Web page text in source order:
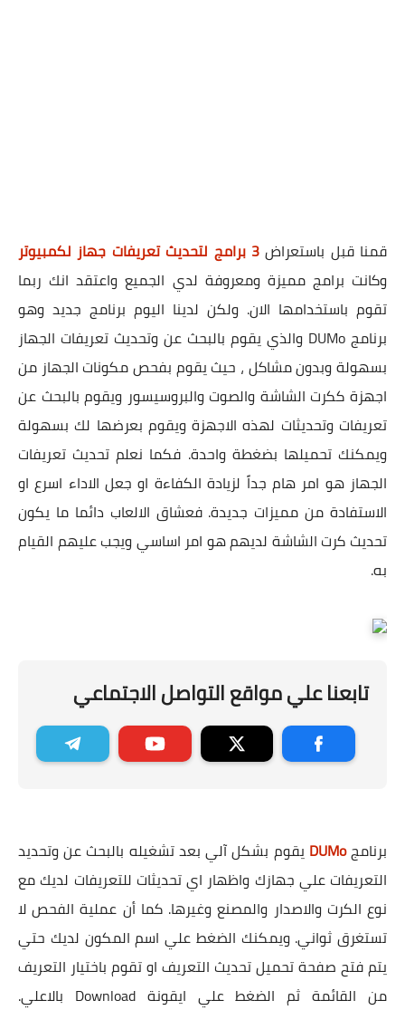
قمنا قبل باستعراض3 برامج لتحديث تعريفات جهاز لكمبيوتر
وكانت برامج مميزة ومعروفة لدي الجميع واعتقد انك ربما
تقوم باستخدامها الان. ولكن لدينا اليوم برنامج جديد وهو
برنامج DUMo والذي يقوم بالبحث عن وتحديث تعريفات الجهاز
بسهولة وبدون مشاكل ، حيث يقوم بفحص مكونات الجهاز من
اجهزة ككرت الشاشة والصوت والبروسيسور ويقوم بالبحث عن
تعريفات وتحديثات لهذه الاجهزة ويقوم بعرضها لك بسهولة
ويمكنك تحميلها بضغطة واحدة. فكما نعلم تحديث تعريفات
الجهاز هو امر هام جداً لزيادة الكفاءة او جعل الاداء اسرع او
الاستفادة من مميزات جديدة. فعشاق الالعاب دائما ما يكون
تحديث كرت الشاشة لديهم هو امر اساسي ويجب عليهم القيام
به.
تابعنا علي مواقع التواصل الاجتماعي
برنامجDUMo يقوم بشكل آلي بعد تشغيله بالبحث عن وتحديد
التعريفات علي جهازك واظهار اي تحديثات للتعريفات لديك مع
نوع الكرت والاصدار والمصنع وغيرها. كما أن عملية الفحص لا
تستغرق ثواني. ويمكنك الضغط علي اسم المكون لديك حتي
يتم فتح صفحة تحميل تحديث التعريف او تقوم باختيار التعريف
من القائمة ثم الضغط علي ايقونة Download بالاعلي.